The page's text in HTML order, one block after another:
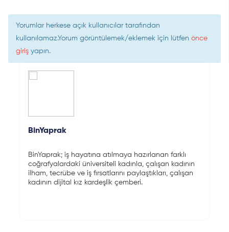
Yorumlar herkese açık kullanıcılar tarafından
kullanılamaz.Yorum görüntülemek/eklemek için lütfen önce
giriş yapın.
BinYaprak
BinYaprak; iş hayatına atılmaya hazırlanan farklı
coğrafyalardaki üniversiteli kadınla, çalışan kadının
ilham, tecrübe ve iş fırsatlarını paylaştıkları, çalışan
kadının dijital kız kardeşlik çemberi.